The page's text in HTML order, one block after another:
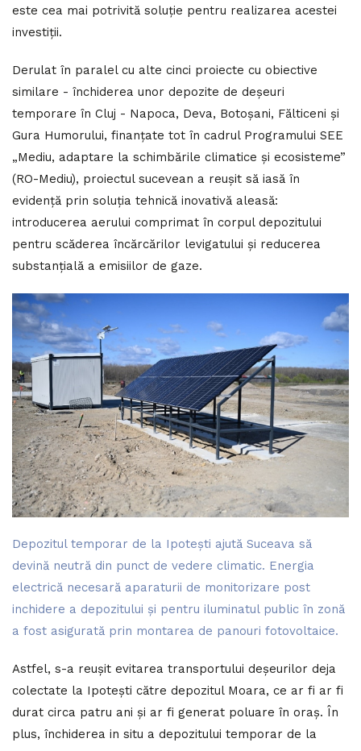
este cea mai potrivită soluție pentru realizarea acestei
investiţii.
Derulat în paralel cu alte cinci proiecte cu obiective
similare - închiderea unor depozite de deșeuri
temporare în Cluj - Napoca, Deva, Botoșani, Fălticeni și
Gura Humorului, finanțate tot în cadrul Programului SEE
„Mediu, adaptare la schimbările climatice și ecosisteme”
(RO-Mediu), proiectul sucevean a reușit să iasă în
evidență prin soluția tehnică inovativă aleasă:
introducerea aerului comprimat în corpul depozitului
pentru scăderea încărcărilor levigatului și reducerea
substanțială a emisiilor de gaze.
Depozitul temporar de la Ipotești ajută Suceava să
devină neutră din punct de vedere climatic. Energia
electrică necesară aparaturii de monitorizare post
inchidere a depozitului și pentru iluminatul public în zonă
a fost asigurată prin montarea de panouri fotovoltaice.
Astfel, s-a reușit evitarea transportului deșeurilor deja
colectate la Ipotești către depozitul Moara, ce ar fi ar fi
durat circa patru ani și ar fi generat poluare în oraș. În
plus, închiderea in situ a depozitului temporar de la